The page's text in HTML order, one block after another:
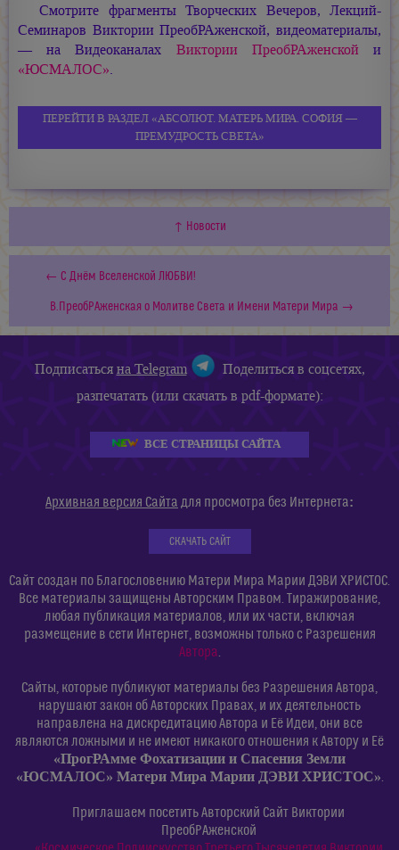
Смотрите фрагменты Творческих Вечеров, Лекций-
Семинаров Виктории ПреобРАженской, видеоматериалы,
— на Видеоканалах Виктории ПреобРАженскойи
«ЮСМАЛОС».
ПЕРЕЙТИ В РАЗДЕЛ «АБСОЛЮТ. МАТЕРЬ МИРА. СОФИЯ —
ПРЕМУДРОСТЬ СВЕТА»
↑ Новости
← С Днём Вселенской ЛЮБВИ!
В.ПреобРАженская о Молитве Света и Имени Матери Мира →
Подписатьсяна Telegram
Поделиться в соцсетях,
разпечатать (или скачать в pdf-формате):
ВСЕ СТРАНИЦЫ САЙТА
Архивная версия Сайта для просмотра без Интернета:
СКАЧАТЬ САЙТ
Сайт создан по Благословению Матери Мира Марии ДЭВИ ХРИСТОС.
Все материалы защищены Авторским Правом. Тиражирование,
любая публикация материалов, или их части, включая
размещение в сети Интернет, возможны только с Разрешения
Автора.
Сайты, которые публикуют материалы без Разрешения Автора,
нарушают закон об Авторских Правах, и их деятельность
направлена на дискредитацию Автора и Её Идеи, они все
являются ложными и не имеют никакого отношения к Автору и Её
«ПрогРАмме Фохатизации и Спасения Земли
«ЮСМАЛОС» Матери Мира Марии ДЭВИ ХРИСТОС».
Приглашаем посетить Авторский Сайт Виктории
ПреобРАженской